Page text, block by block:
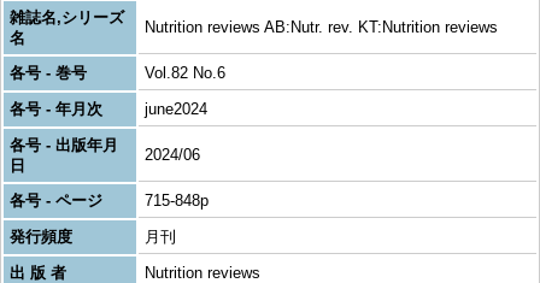
雑誌名,シリーズ
名
Nutrition reviews AB:Nutr. rev. KT:Nutrition reviews
各号 - 巻号
Vol.82 No.6
各号 - 年月次
june2024
各号 - 出版年月
日
2024/06
各号 - ページ
715-848p
発行頻度
月刊
出 版 者
Nutrition reviews